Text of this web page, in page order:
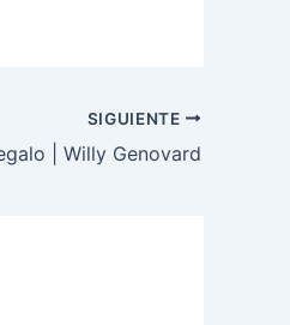
SIGUIENTE
| Willy Genovard